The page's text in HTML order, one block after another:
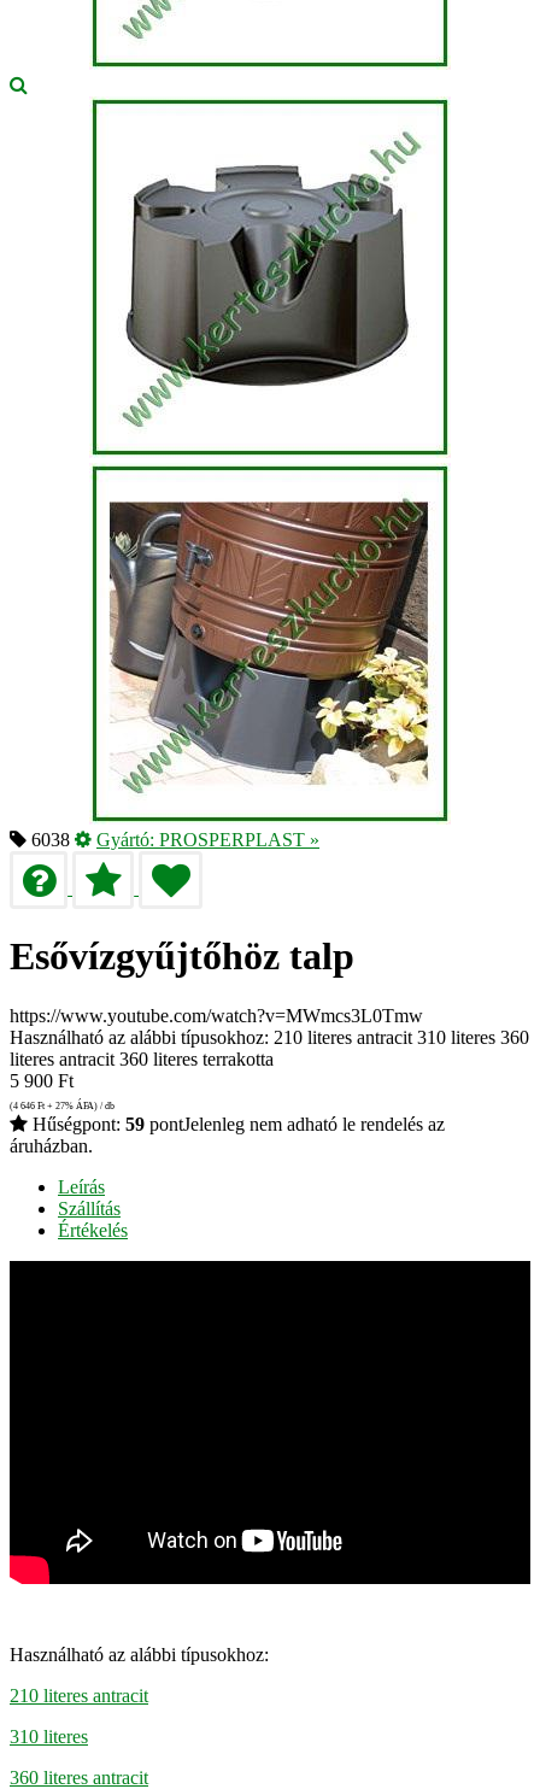
6038 Gyártó: PROSPERPLAST »
Esővízgyűjtőhöz talp
https://www.youtube.com/watch?v=MWmcs3L0Tmw
Használható az alábbi típusokhoz: 210 literes antracit 310 literes 360
literes antracit 360 literes terrakotta
5 900 Ft
(4 646 Ft + 27% ÁFA) / db
Hűségpont: 59 pontJelenleg nem adható le rendelés az
áruházban.
Leírás
Szállítás
Értékelés
Használható az alábbi típusokhoz:
210 literes antracit
310 literes
360 literes antracit